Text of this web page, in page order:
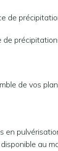
de
de
de vos
au